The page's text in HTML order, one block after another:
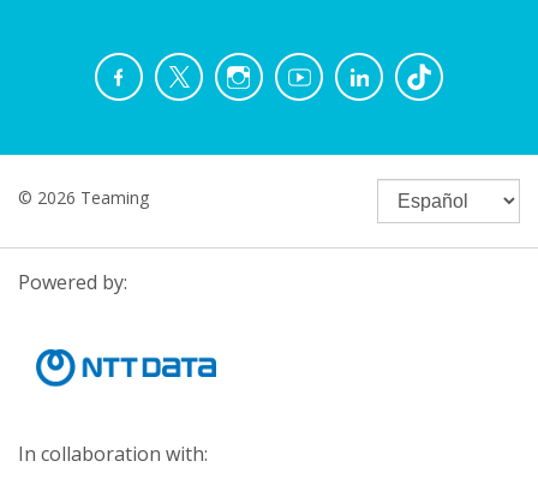
© 2026 Teaming
Powered by:
In collaboration with: